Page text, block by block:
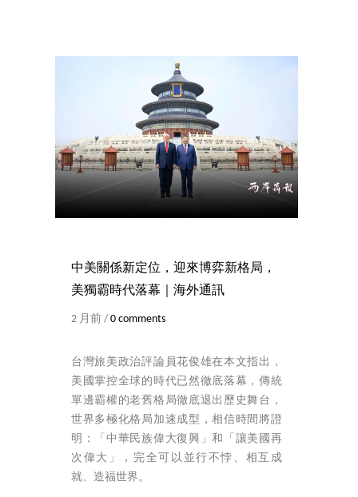
中美關係新定位，迎來博弈新格局，
美獨霸時代落幕｜海外通訊
2 月前 /0 comments
台灣旅美政治評論員花俊雄在本文指出，
美國掌控全球的時代已然徹底落幕，傳統
單邊霸權的老舊格局徹底退出歷史舞台，
世界多極化格局加速成型，相信時間將證
明：「中華民族偉大復興」和「讓美國再
次偉大」，完全可以並行不悖、相互成
就、造福世界。